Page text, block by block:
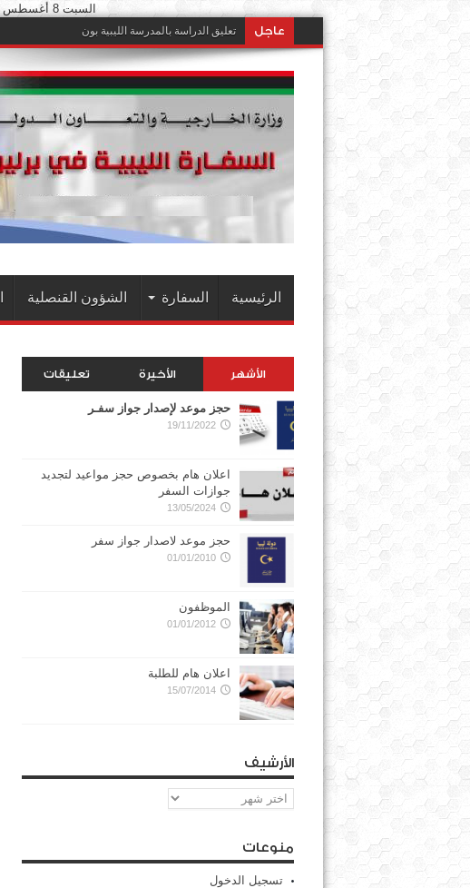
السبت 8 أغسطس 2026 م || 23 صفر 1448هـ ||
عاجل تعليق الدراسة بالمدرسة الليبية بون
الرئيسية السفارة الشؤون القنصلية
الأشهر الأخيرة تعليقات
حجز موعد لإصدار جواز سفـر
19/11/2022
اعلان هام بخصوص حجز مواعيد لتجديد
جوازات السفر
13/05/2024
حجز موعد لاصدار جواز سفر
01/01/2010
الموظفون
01/01/2012
اعلان هام للطلبة
15/07/2014
الأرشيف
الأرشيف
منوعات
تسجيل الدخول